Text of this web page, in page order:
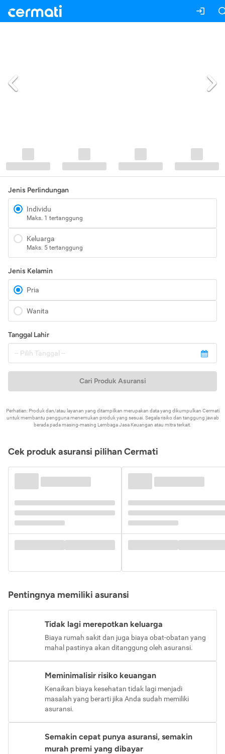
Jenis Perlindungan
Individu
Maks. 1 tertanggung
Keluarga
Maks. 5 tertanggung
Jenis Kelamin
Pria
Wanita
Tanggal Lahir
Cari Produk Asuransi
Perhatian: Produk dan/atau layanan yang ditampilkan merupakan data yang dikumpulkan Cermati
untuk membantu pengguna menemukan produk yang sesuai. Segala risiko dan tanggung jawab
berada pada masing-masing Lembaga Jasa Keuangan atau mitra terkait.
Cek produk asuransi pilihan Cermati
Pentingnya memiliki asuransi
Tidak lagi merepotkan keluarga
Biaya rumah sakit dan juga biaya obat-obatan yang
mahal pastinya akan ditanggung oleh asuransi.
Meminimalisir risiko keuangan
Kenaikan biaya kesehatan tidak lagi menjadi
masalah yang berarti jika Anda sudah memiliki
asuransi.
Semakin cepat punya asuransi, semakin
murah premi yang dibayar